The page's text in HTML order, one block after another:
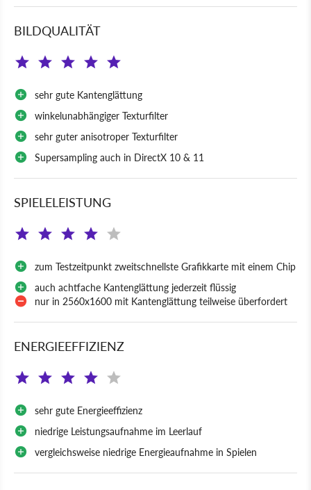
BILDQUALITÄT
sehr gute Kantenglättung
winkelunabhängiger Texturfilter
sehr guter anisotroper Texturfilter
Supersampling auch in DirectX 10 & 11
SPIELELEISTUNG
zum Testzeitpunkt zweitschnellste Grafikkarte mit einem Chip
auch achtfache Kantenglättung jederzeit flüssig
nur in 2560x1600 mit Kantenglättung teilweise überfordert
ENERGIEEFFIZIENZ
sehr gute Energieeffizienz
niedrige Leistungsaufnahme im Leerlauf
vergleichsweise niedrige Energieaufnahme in Spielen